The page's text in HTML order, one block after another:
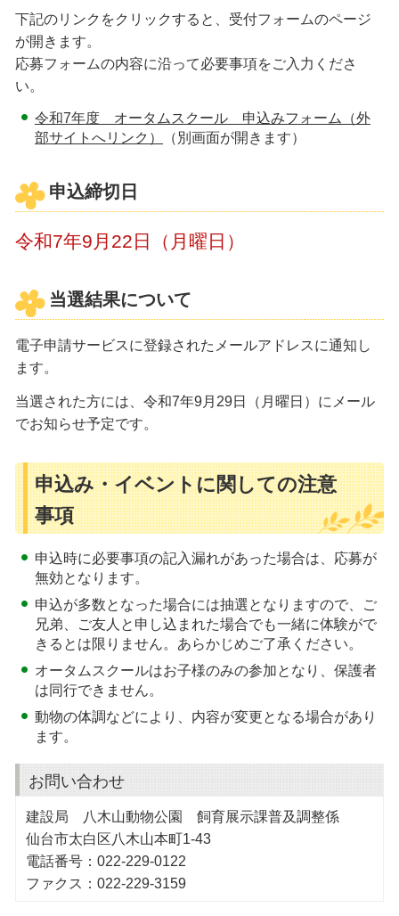
下記のリンクをクリックすると、受付フォームのページ
が開きます。
応募フォームの内容に沿って必要事項をご入力くださ
い。
令和7年度 オータムスクール 申込みフォーム（外
部サイトへリンク）
（別画面が開きます）
申込締切日
令和7年9月22日（月曜日）
当選結果について
電子申請サービスに登録されたメールアドレスに通知し
ます。
当選された方には、令和7年9月29日（月曜日）にメール
でお知らせ予定です。
申込み・イベントに関しての注意
事項
申込時に必要事項の記入漏れがあった場合は、応募が
無効となります。
申込が多数となった場合には抽選となりますので、ご
兄弟、ご友人と申し込まれた場合でも一緒に体験がで
きるとは限りません。あらかじめご了承ください。
オータムスクールはお子様のみの参加となり、保護者
は同行できません。
動物の体調などにより、内容が変更となる場合があり
ます。
お問い合わせ
建設局 八木山動物公園 飼育展示課普及調整係
仙台市太白区八木山本町1-43
電話番号：022-229-0122
ファクス：022-229-3159